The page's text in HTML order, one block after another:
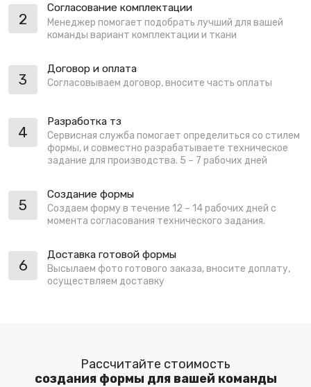
2
Согласование комплектации
Менеджер помогает подобрать лучший для вашей
команды вариант комплектации и ткани
3
Договор и оплата
Согласовываем договор, вносите часть оплаты
4
Разработка тз
Сервисная служба помогает определиться со стилем
формы, и совместно разрабатываете техническое
задание для производства. 5 – 7 рабочих дней
5
Создание формы
Создаем форму в течение 12 – 14 рабочих дней с
момента согласования технического задания.
6
Доставка готовой формы
Высылаем фото готового заказа, вносите доплату,
осуществляем доставку
Рассчитайте стоимость
создания формы для вашей команды